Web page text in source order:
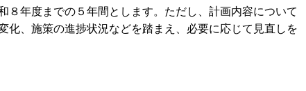
年度までの５年間とします。ただし、計画内容について
化、施策の進捗状況などを踏まえ、必要に応じて見直しを